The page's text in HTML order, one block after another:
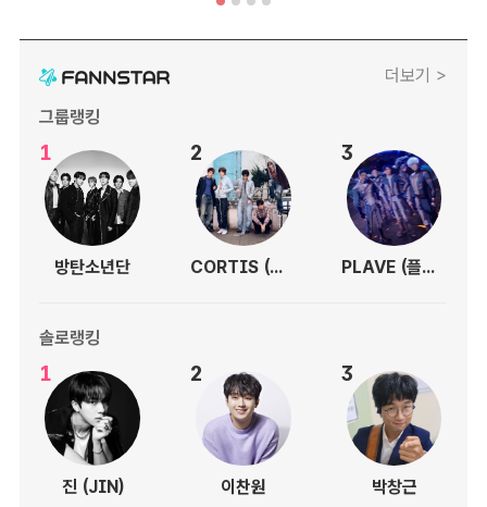
더보기 >
그룹랭킹
1
방탄소년단
2
CORTIS (코르티스)
3
PLAVE (플레이브)
솔로랭킹
1
진 (JIN)
2
이찬원
3
박창근